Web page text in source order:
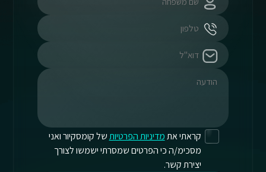
קראתי אתמדיניות הפרטיותשל קומסקיור ואני
מסכימ/ה כי הפרטים שמסרתי ישמשו לצורך
יצירת קשר.